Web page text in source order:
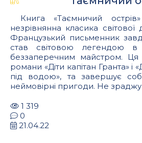
Книга «Таємничий
незрівнянна класика світової
Французький письменник
став світовою легендою
беззаперечним майстром.
романи «Діти капітан Гранта» і
під водою», та завершує
неймовірні пригоди. Не
1 319
0
21.04.22